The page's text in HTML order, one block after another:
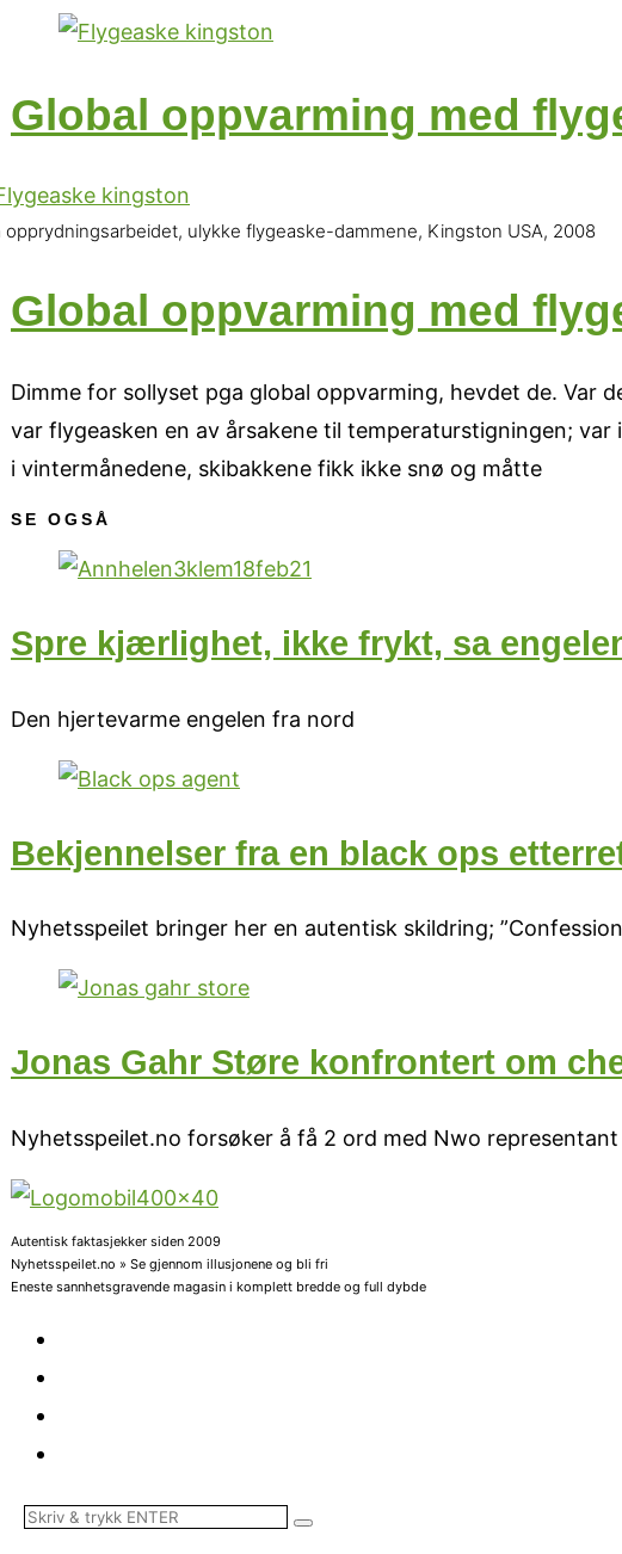
Global oppvarming med
opprydningsarbeidet, ulykke flygeaske-dammene, Kingston USA, 2008
Global oppvarming med
Dimme for sollyset pga global oppvarming, hevdet de. Var
var flygeasken en av årsakene til temperaturstigningen;
i vintermånedene, skibakkene fikk ikke snø og måtte
SE OGSÅ
Spre kjærlighet, ikke frykt, sa
Den hjertevarme engelen fra nord
Bekjennelser fra en black ops
Nyhetsspeilet bringer her en autentisk skildring;
Jonas Gahr Støre konfrontert om
Nyhetsspeilet.no forsøker å få 2 ord med Nwo
Autentisk faktasjekker siden 2009
Nyhetsspeilet.no » Se gjennom illusjonene og bli fri
Eneste sannhetsgravende magasin i komplett bredde og full dybde